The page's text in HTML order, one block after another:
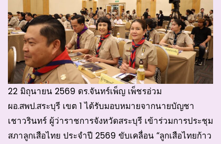
22 มิถุนายน 2569 ดร.จันทร์เพ็ญ เพ็ชรอ่วม
ผอ.สพป.สระบุรี เขต 1 ได้รับมอบหมายจากนายบัญชา
เชาวรินทร์ ผู้ว่าราชการจังหวัดสระบุรี เข้าร่วมการประชุม
สภาลูกเสือไทย ประจำปี 2569 ขับเคลื่อน “ลูกเสือไทยก้าว